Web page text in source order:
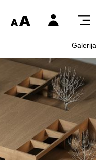
Galerija